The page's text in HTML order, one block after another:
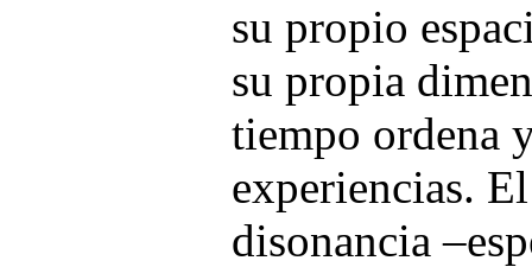
su propio
su propia
tiempo ordena
experiencias.
disonancia